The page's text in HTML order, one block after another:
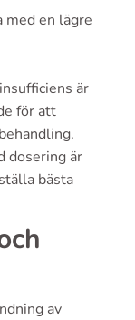
med en lägre
är
för att
dosering är
bästa
av